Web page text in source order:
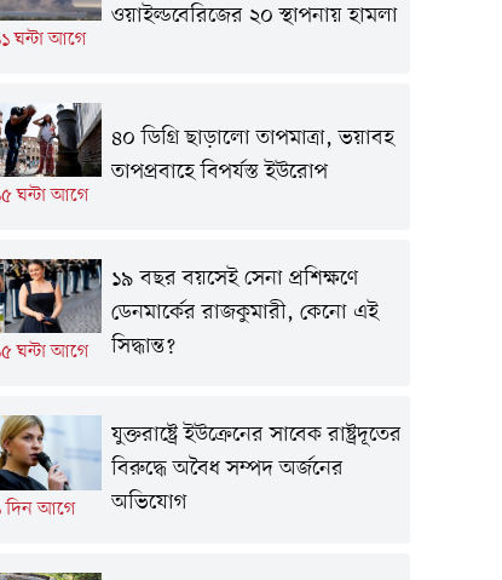
ঘন্টা আগে
ওয়াইল্ডবেরিজের ২০ স্থাপনায় হামলা
ঘন্টা আগে
৪০ ডিগ্রি ছাড়ালো তাপমাত্রা, ভয়াবহ
তাপপ্রবাহে বিপর্যস্ত ইউরোপ
ঘন্টা আগে
১৯ বছর বয়সেই সেনা প্রশিক্ষণে
ডেনমার্কের রাজকুমারী, কেনো এই
সিদ্ধান্ত?
দিন আগে
যুক্তরাষ্ট্রে ইউক্রেনের সাবেক রাষ্ট্রদূতের
বিরুদ্ধে অবৈধ সম্পদ অর্জনের
অভিযোগ